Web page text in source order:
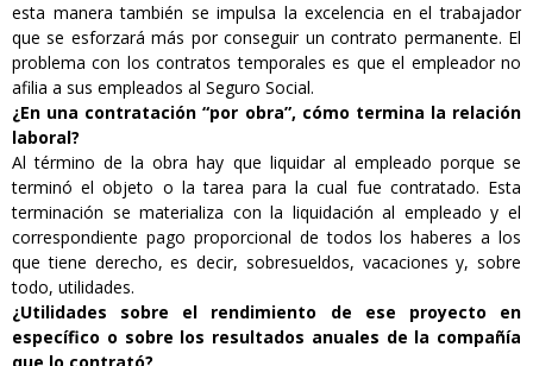
esta manera también se impulsa la excelencia en el trabajador
que se esforzará más por conseguir un contrato permanente. El
problema con los contratos temporales es que el empleador no
afilia a sus empleados al Seguro Social.
¿En una contratación “por obra”, cómo termina la relación
laboral?
Al término de la obra hay que liquidar al empleado porque se
terminó el objeto o la tarea para la cual fue contratado. Esta
terminación se materializa con la liquidación al empleado y el
correspondiente pago proporcional de todos los haberes a los
que tiene derecho, es decir, sobresueldos, vacaciones y, sobre
todo, utilidades.
¿Utilidades sobre el rendimiento de ese proyecto en
específico o sobre los resultados anuales de la compañía
que lo contrató?